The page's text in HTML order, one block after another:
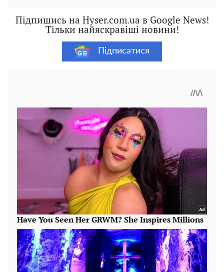
Підпишись на Hyser.com.ua в Google News!
Тільки найяскравіші новини!
Підписатися